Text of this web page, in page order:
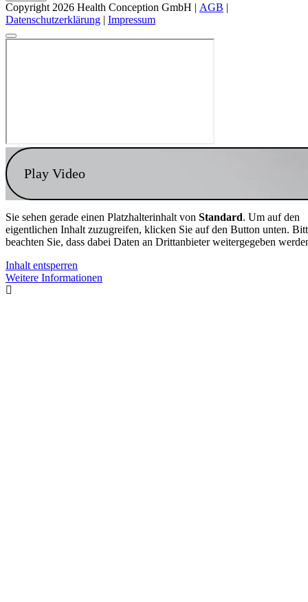
Copyright 2026 Health Conception GmbH | AGB |
Datenschutzerklärung | Impressum
Play Video
Sie sehen gerade einen Platzhalterinhalt von Standard. Um auf den
eigentlichen Inhalt zuzugreifen, klicken Sie auf den Button unten.
beachten Sie, dass dabei Daten an Drittanbieter weitergegeben
Inhalt entsperren
Weitere Informationen